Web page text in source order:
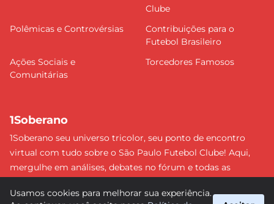
Clube
Polêmicas e Controvérsias
Contribuições para o
Futebol Brasileiro
Ações Sociais e
Comunitárias
Torcedores Famosos
1Soberano
1Soberano seu universo tricolor, seu ponto de encontro
virtual com tudo sobre o São Paulo Futebol Clube! Aqui,
mergulhe em análises, debates no fórum e todas as
detalhe e faça parte dessa comunidade apaixonada pelo
Usamos cookies para melhorar sua experiência.